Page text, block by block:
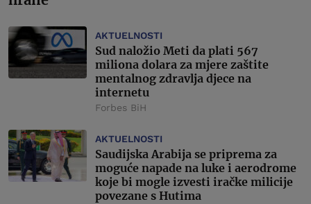
AKTUELNOSTI
Sud naložio Meti da plati 567
miliona dolara za mjere zaštite
mentalnog zdravlja djece na
internetu
Forbes BiH
AKTUELNOSTI
Saudijska Arabija se priprema za
moguće napade na luke i aerodrome
koje bi mogle izvesti iračke milicije
povezane s Hutima